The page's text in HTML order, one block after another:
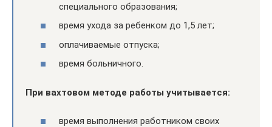
специального образования;
время ухода за ребенком до 1,5 лет;
оплачиваемые отпуска;
время больничного.
При вахтовом методе работы учитывается:
время выполнения работником своих